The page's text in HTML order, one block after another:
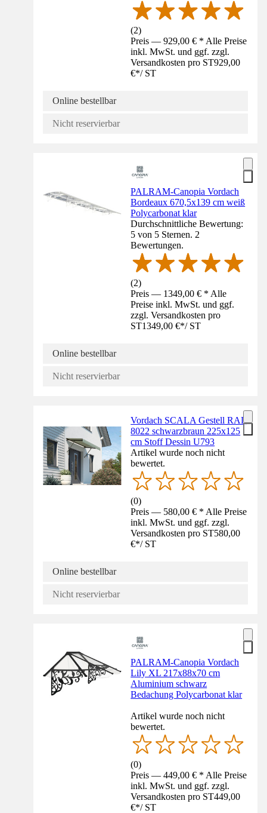
(2)
Preis — 929,00 € * Alle Preise
inkl. MwSt. und ggf. zzgl.
Versandkosten pro ST929,00
€*/ ST
Online bestellbar
Nicht reservierbar
PALRAM-Canopia Vordach
Bordeaux 670,5x139 cm weiß
Polycarbonat klar
Durchschnittliche Bewertung:
5 von 5 Sternen. 2
Bewertungen.
(2)
Preis — 1349,00 € * Alle
Preise inkl. MwSt. und ggf.
zzgl. Versandkosten pro
ST1349,00 €*/ ST
Online bestellbar
Nicht reservierbar
Vordach SCALA Gestell RAL
8022 schwarzbraun 225x125
cm Stoff Dessin U793
Artikel wurde noch nicht
bewertet.
(0)
Preis — 580,00 € * Alle Preise
inkl. MwSt. und ggf. zzgl.
Versandkosten pro ST580,00
€*/ ST
Online bestellbar
Nicht reservierbar
PALRAM-Canopia Vordach
Lily XL 217x88x70 cm
Aluminium schwarz
Bedachung Polycarbonat klar
Artikel wurde noch nicht
bewertet.
(0)
Preis — 449,00 € * Alle Preise
inkl. MwSt. und ggf. zzgl.
Versandkosten pro ST449,00
€*/ ST